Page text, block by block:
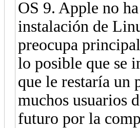
OS 9. Apple no
instalación de
preocupa
lo posible que se
que le restaría un
muchos usuarios
futuro por la